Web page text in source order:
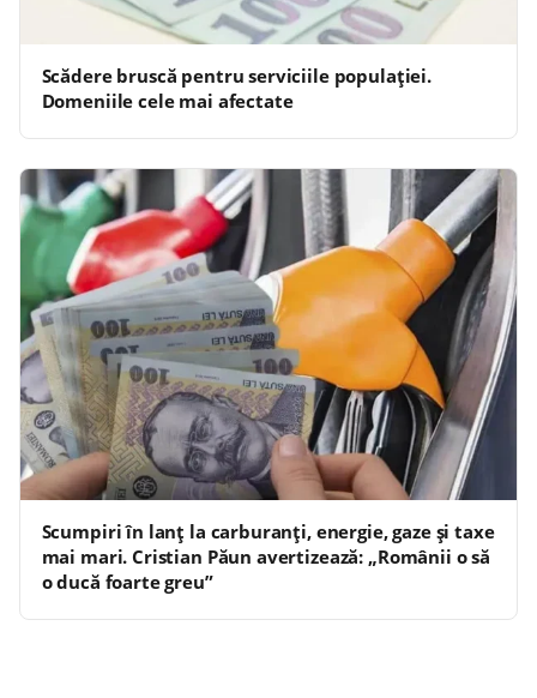
Scădere bruscă pentru serviciile populației.
Domeniile cele mai afectate
Scumpiri în lanț la carburanți, energie, gaze și taxe
mai mari. Cristian Păun avertizează: „Românii o să
o ducă foarte greu”